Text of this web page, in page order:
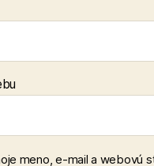
meno, e-mail a webovú